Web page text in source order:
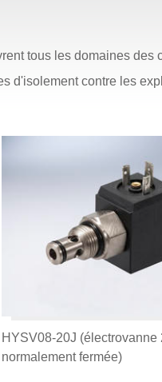
tous les domaines des
d'isolement contre les
HYSV08-20J (électrovanne
normalement fermée)